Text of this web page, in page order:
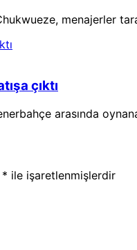
menajerler
çıktı
arasında
* ile işaretlenmişlerdir